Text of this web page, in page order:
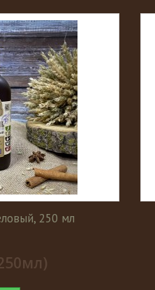
250 мл